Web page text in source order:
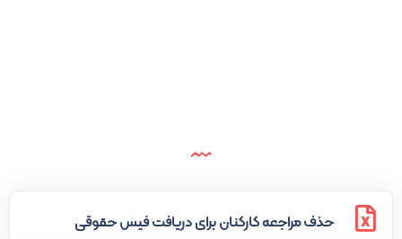
حذف مراجعه کارکنان برای دریافت فیش حقوقی